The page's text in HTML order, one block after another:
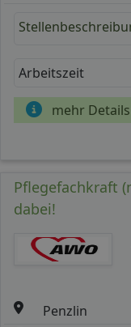
Arbeitszeit
mehr Details
Pflegefachkraft
dabei!
Penzlin